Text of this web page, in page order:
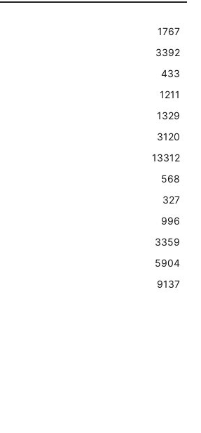
1767
3392
433
1211
1329
3120
13312
568
327
996
3359
5904
9137